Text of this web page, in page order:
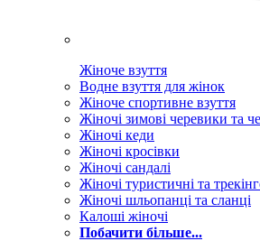
Жіноче взуття
Водне взуття для жінок
Жіноче спортивне взуття
Жіночі зимові черевики та
Жіночі кеди
Жіночі кросівки
Жіночі сандалі
Жіночі туристичні та
Жіночі шльопанці та сланці
Калоші жіночі
Побачити більше...